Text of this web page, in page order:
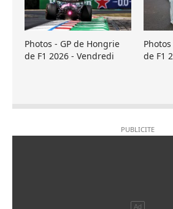
Photos - GP de Hongrie
de F1 2026 - Vendredi
de F1